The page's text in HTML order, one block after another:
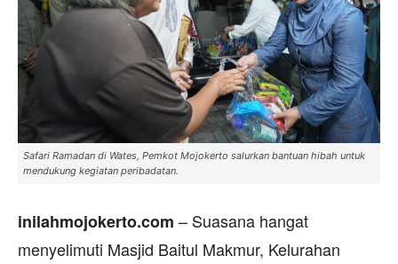
Safari Ramadan di Wates, Pemkot Mojokerto salurkan bantuan hibah untuk
mendukung kegiatan peribadatan.
inilahmojokerto.com – Suasana hangat
menyelimuti Masjid Baitul Makmur, Kelurahan